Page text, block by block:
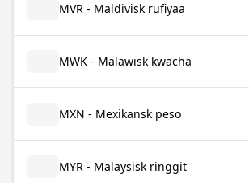
MVR - Maldivisk rufiyaa
MWK - Malawisk kwacha
MXN - Mexikansk peso
MYR - Malaysisk ringgit